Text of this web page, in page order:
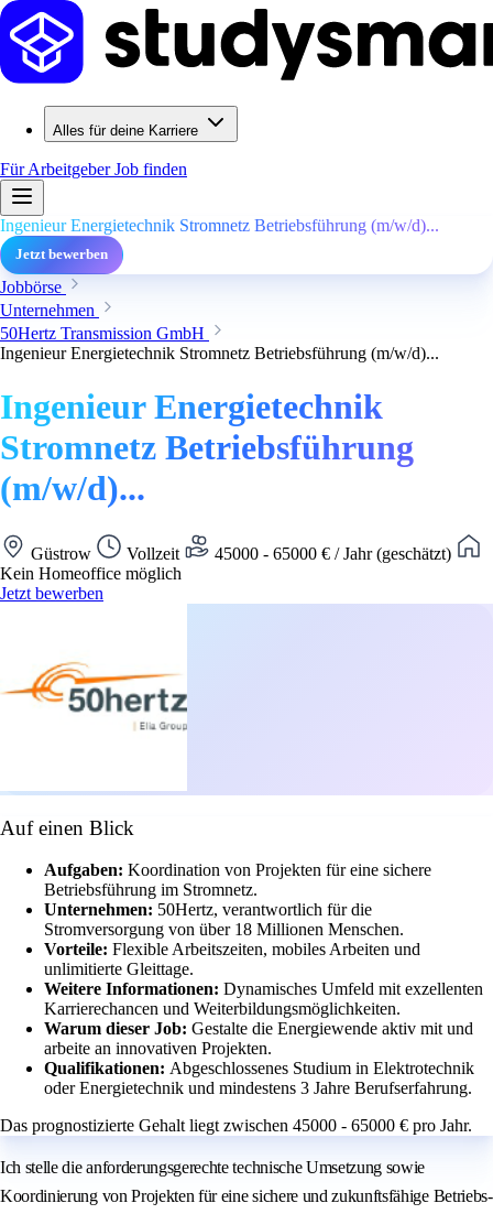
Alles für deine Karriere
Für ArbeitgeberJob finden
Ingenieur Energietechnik Stromnetz Betriebsführung (m/w/d)...
Jetzt bewerben
Jobbörse
Unternehmen
50Hertz Transmission GmbH
Ingenieur Energietechnik Stromnetz Betriebsführung (m/w/d)...
Ingenieur Energietechnik
Stromnetz Betriebsführung
(m/w/d)...
Güstrow Vollzeit
45000 - 65000 € / Jahr (geschätzt)
Kein Homeoffice möglich
Jetzt bewerben
Auf einen Blick
Aufgaben: Koordination von Projekten für eine sichere
Betriebsführung im Stromnetz.
Unternehmen: 50Hertz, verantwortlich für die
Stromversorgung von über 18 Millionen Menschen.
Vorteile: Flexible Arbeitszeiten, mobiles Arbeiten und
unlimitierte Gleittage.
Weitere Informationen: Dynamisches Umfeld mit exzellenten
Karrierechancen und Weiterbildungsmöglichkeiten.
Warum dieser Job: Gestalte die Energiewende aktiv mit und
arbeite an innovativen Projekten.
Qualifikationen: Abgeschlossenes Studium in Elektrotechnik
oder Energietechnik und mindestens 3 Jahre Berufserfahrung.
Das prognostizierte Gehalt liegt zwischen 45000 - 65000 € pro Jahr.
Ich stelle die anforderungsgerechte technische Umsetzung sowie
Koordinierung von Projekten für eine sichere und zukunftsfähige Betriebs-